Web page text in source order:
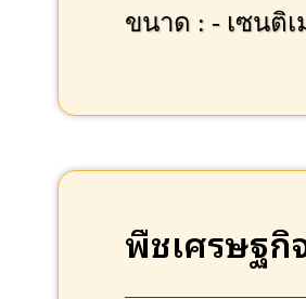
ขนาด : - เซนติเ
Facebook :
พืชเศรษฐกิ